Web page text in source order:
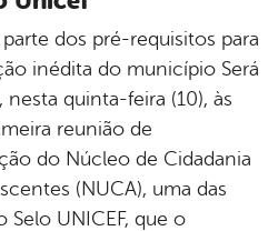
dos pré-requisitos para
inédita do município Será
nesta quinta-feira (10), às
reunião de
do Núcleo de Cidadania
(NUCA), uma das
Selo UNICEF, que o